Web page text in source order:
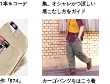
本＆コーデ
集。オシャレかつ涼しい
着こなし方をガイド
『874』
カーゴパンツをはこう着